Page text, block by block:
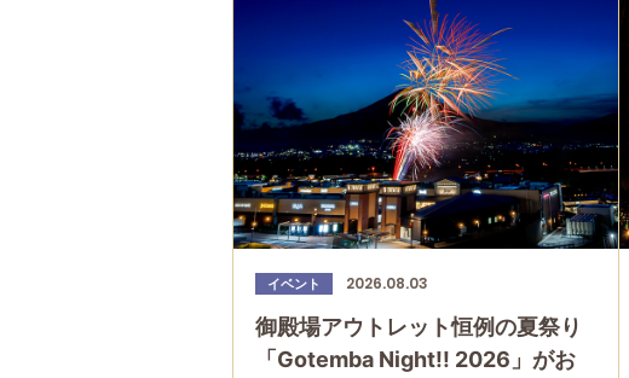
イベント 2026.08.03
御殿場アウトレット恒例の夏祭り
「Gotemba Night!! 2026」がお